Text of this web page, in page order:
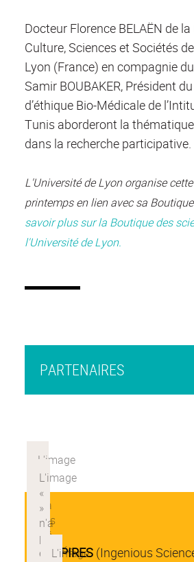
Docteur Florence BELAËN de
Culture, Sciences et Sociétés
Lyon (France) en compagnie
Samir BOUBAKER, Président
d’éthique Bio-Médicale de
Tunis aborderont la thématique
dans la recherche participative.
L'Université de Lyon organise
printemps en lien avec sa
savoir plus sur la Boutique des
l'Université de Lyon.
PARTENAIRES
* InSPIRES (Ingenious